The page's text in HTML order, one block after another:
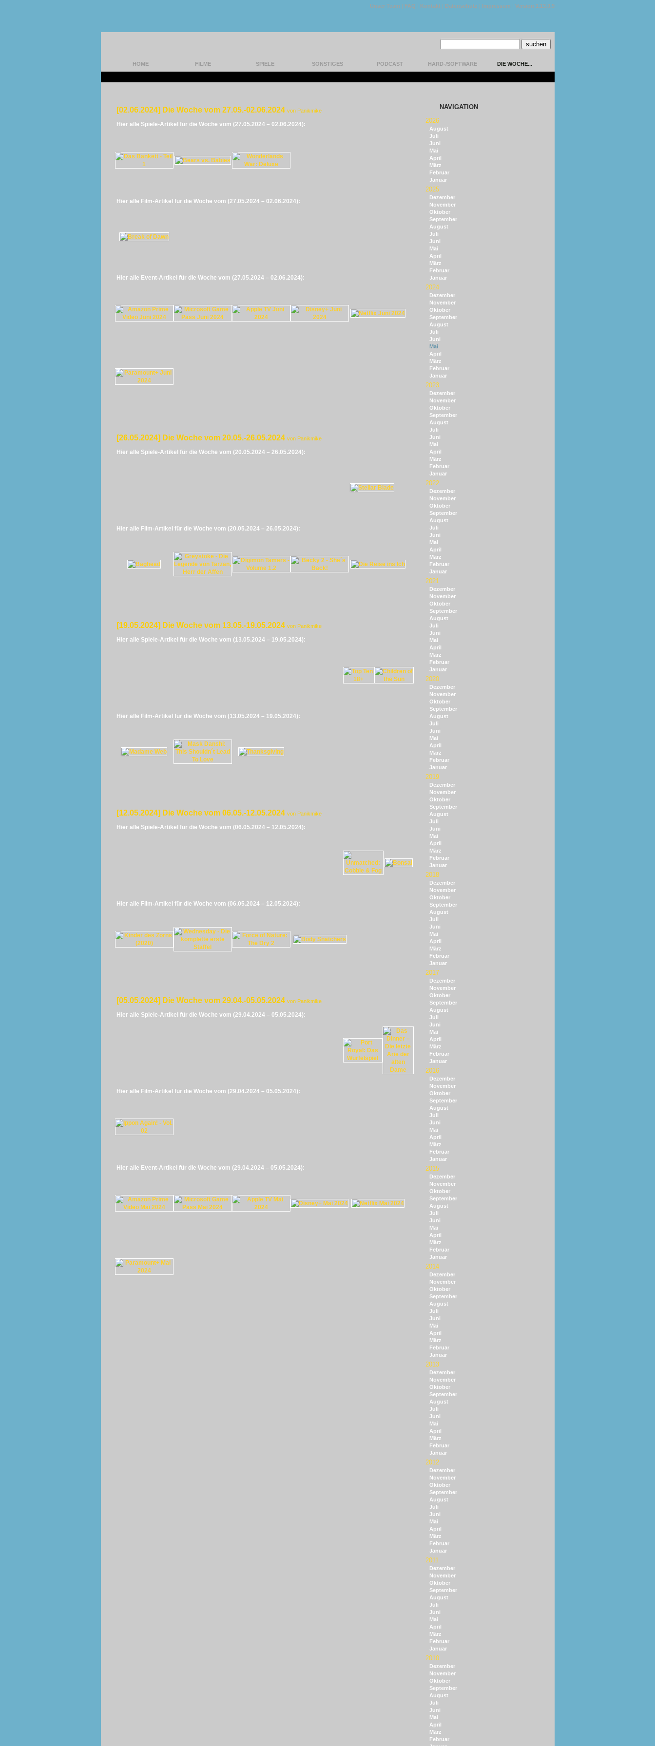
Unser Team | FAQ | Kontakt | Datenschutz | Impressum | Version 1.13.0.9
HOME FILME SPIELE SONSTIGES PODCAST HARD-/SOFTWARE DIE WOCHE...
[02.06.2024] Die Woche vom 27.05.-02.06.2024 von Panikmike
Hier alle Spiele-Artikel für die Woche vom (27.05.2024 – 02.06.2024):
Hier alle Film-Artikel für die Woche vom (27.05.2024 – 02.06.2024):
Hier alle Event-Artikel für die Woche vom (27.05.2024 – 02.06.2024):
[26.05.2024] Die Woche vom 20.05.-26.05.2024 von Panikmike
Hier alle Spiele-Artikel für die Woche vom (20.05.2024 – 26.05.2024):
Hier alle Film-Artikel für die Woche vom (20.05.2024 – 26.05.2024):
[19.05.2024] Die Woche vom 13.05.-19.05.2024 von Panikmike
Hier alle Spiele-Artikel für die Woche vom (13.05.2024 – 19.05.2024):
Hier alle Film-Artikel für die Woche vom (13.05.2024 – 19.05.2024):
[12.05.2024] Die Woche vom 06.05.-12.05.2024 von Panikmike
Hier alle Spiele-Artikel für die Woche vom (06.05.2024 – 12.05.2024):
Hier alle Film-Artikel für die Woche vom (06.05.2024 – 12.05.2024):
[05.05.2024] Die Woche vom 29.04.-05.05.2024 von Panikmike
Hier alle Spiele-Artikel für die Woche vom (29.04.2024 – 05.05.2024):
Hier alle Film-Artikel für die Woche vom (29.04.2024 – 05.05.2024):
Hier alle Event-Artikel für die Woche vom (29.04.2024 – 05.05.2024):
NAVIGATION
2026
August
Juli
Juni
Mai
April
März
Februar
Januar
2025
Dezember
November
Oktober
September
August
Juli
Juni
Mai
April
März
Februar
Januar
2024
Dezember
November
Oktober
September
August
Juli
Juni
Mai
April
März
Februar
Januar
2023
Dezember
November
Oktober
September
August
Juli
Juni
Mai
April
März
Februar
Januar
2022
Dezember
November
Oktober
September
August
Juli
Juni
Mai
April
März
Februar
Januar
2021
Dezember
November
Oktober
September
August
Juli
Juni
Mai
April
März
Februar
Januar
2020
Dezember
November
Oktober
September
August
Juli
Juni
Mai
April
März
Februar
Januar
2019
Dezember
November
Oktober
September
August
Juli
Juni
Mai
April
März
Februar
Januar
2018
Dezember
November
Oktober
September
August
Juli
Juni
Mai
April
März
Februar
Januar
2017
Dezember
November
Oktober
September
August
Juli
Juni
Mai
April
März
Februar
Januar
2016
Dezember
November
Oktober
September
August
Juli
Juni
Mai
April
März
Februar
Januar
2015
Dezember
November
Oktober
September
August
Juli
Juni
Mai
April
März
Februar
Januar
2014
Dezember
November
Oktober
September
August
Juli
Juni
Mai
April
März
Februar
Januar
2013
Dezember
November
Oktober
September
August
Juli
Juni
Mai
April
März
Februar
Januar
2012
Dezember
November
Oktober
September
August
Juli
Juni
Mai
April
März
Februar
Januar
2011
Dezember
November
Oktober
September
August
Juli
Juni
Mai
April
März
Februar
Januar
2010
Dezember
November
Oktober
September
August
Juli
Juni
Mai
April
März
Februar